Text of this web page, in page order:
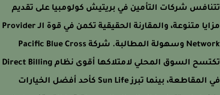
شركات التأمين في بريتيش كولومبيا على تقديم
مزايا متنوعة، والمقارنة الحقيقية تكمن في قوة الـ Provider
Network وسهولة المطالبة. شركة Pacific Blue Cross
تكتسح السوق المحلي لامتلاكها أقوى نظام Direct Billing
في المقاطعة، بينما تبرز Sun Life كأحد أفضل الخيارات